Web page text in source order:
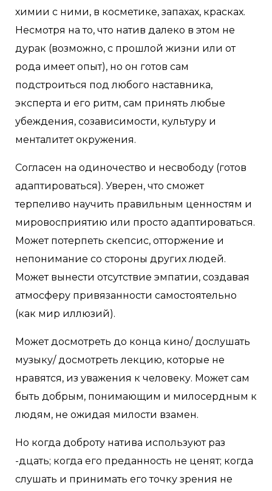
химии с ними, в косметике, запахах, красках.
Несмотря на то, что натив далеко в этом не
дурак (возможно, с прошлой жизни или от
рода имеет опыт), но он готов сам
подстроиться под любого наставника,
эксперта и его ритм, сам принять любые
убеждения, созависимости, культуру и
менталитет окружения.
Согласен на одиночество и несвободу (готов
адаптироваться). Уверен, что сможет
терпеливо научить правильным ценностям и
мировосприятию или просто адаптироваться.
Может потерпеть скепсис, отторжение и
непонимание со стороны других людей.
Может вынести отсутствие эмпатии, создавая
атмосферу привязанности самостоятельно
(как мир иллюзий).
Может досмотреть до конца кино/ дослушать
музыку/ досмотреть лекцию, которые не
нравятся, из уважения к человеку. Может сам
быть добрым, понимающим и милосердным к
людям, не ожидая милости взамен.
Но когда доброту натива используют раз
-дцать; когда его преданность не ценят; когда
слушать и принимать его точку зрения не